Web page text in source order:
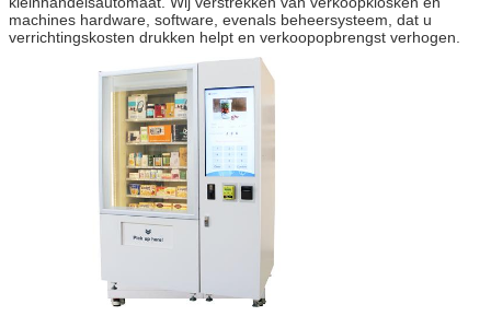
machines hardware, software, evenals beheersysteem, dat u
verrichtingskosten drukken helpt en verkoopopbrengst verhogen.